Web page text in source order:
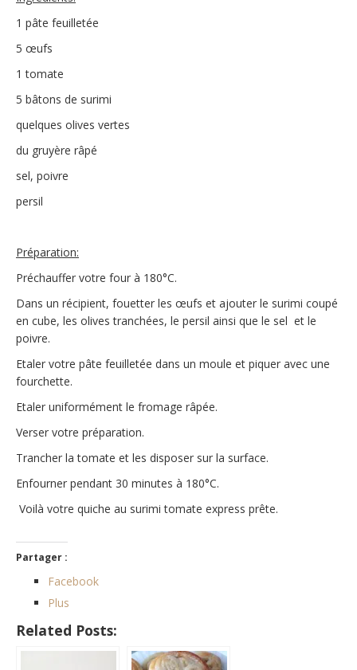
1 pâte feuilletée
5 œufs
1 tomate
5 bâtons de surimi
quelques olives vertes
du gruyère râpé
sel, poivre
persil
Préparation:
Préchauffer votre four à 180°C.
Dans un récipient, fouetter les œufs et ajouter le surimi coupé
en cube, les olives tranchées, le persil ainsi que le sel et le
poivre.
Etaler votre pâte feuilletée dans un moule et piquer avec une
fourchette.
Etaler uniformément le fromage râpée.
Verser votre préparation.
Trancher la tomate et les disposer sur la surface.
Enfourner pendant 30 minutes à 180°C.
Voilà votre quiche au surimi tomate express prête.
Partager :
Facebook
Plus
Related Posts: